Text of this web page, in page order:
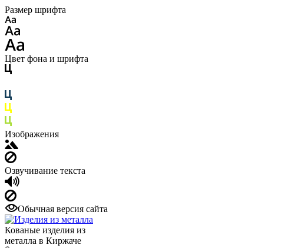
Размер шрифта
Цвет фона и шрифта
Изображения
Озвучивание текста
Обычная версия сайта
Кованые изделия из
металла в Киржаче